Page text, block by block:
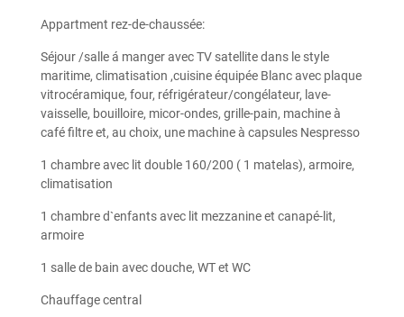
Appartment rez-de-chaussée:
Séjour /salle á manger avec TV satellite dans le style
maritime, climatisation ,cuisine équipée Blanc avec plaque
vitrocéramique, four, réfrigérateur/congélateur, lave-
vaisselle, bouilloire, micor-ondes, grille-pain, machine à
café filtre et, au choix, une machine à capsules Nespresso
1 chambre avec lit double 160/200 ( 1 matelas), armoire,
climatisation
1 chambre d`enfants avec lit mezzanine et canapé-lit,
armoire
1 salle de bain avec douche, WT et WC
Chauffage central